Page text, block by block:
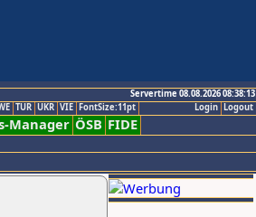
Servertime 08.08.2026 08:38:13
Logout
Login
TUR UKR VIE FontSize:11pt
Manager ÖSB FIDE